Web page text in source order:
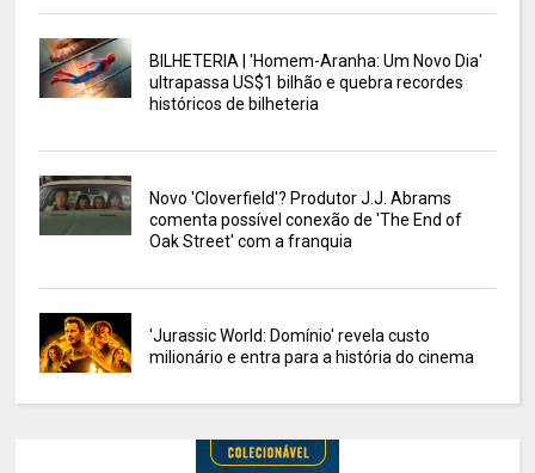
BILHETERIA | 'Homem-Aranha: Um Novo Dia'
ultrapassa US$1 bilhão e quebra recordes
históricos de bilheteria
Novo 'Cloverfield'? Produtor J.J. Abrams
comenta possível conexão de 'The End of
Oak Street' com a franquia
'Jurassic World: Domínio' revela custo
milionário e entra para a história do cinema